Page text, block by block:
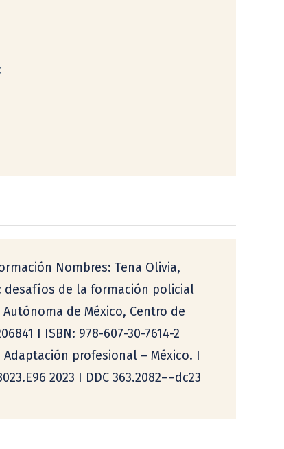
Nombres: Tena Olivia,
desafíos de la formación policial
de México, Centro de
I ISBN: 978-607-30-7614-2
profesional – México. I
2023 I DDC 363.2082––dc23